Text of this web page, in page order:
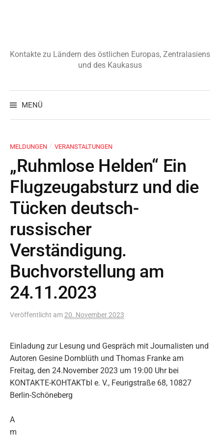
Kontakte zu Ländern des östlichen Europas, Zentralasiens
und des Kaukasus
MENÜ
Suchen
MELDUNGEN / VERANSTALTUNGEN
„Ruhmlose Helden“ Ein
Flugzeugabsturz und die
Tücken deutsch-
russischer
Verständigung.
Buchvorstellung am
24.11.2023
Veröffentlicht am20. November 2023
Einladung zur Lesung und Gespräch mit Journalisten und
Autoren Gesine Dornblüth und Thomas Franke am
Freitag, den 24.November 2023 um 19:00 Uhr bei
KONTAKTE-KOHTAKTbI e. V., Feurigstraße 68, 10827
Berlin-Schöneberg
A
m